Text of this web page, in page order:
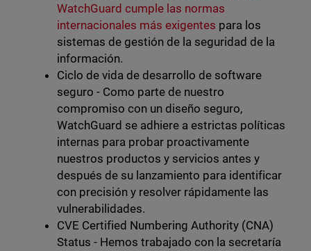
WatchGuard cumple las normas
internacionales más exigentes para los
sistemas de gestión de la seguridad de la
información.
Ciclo de vida de desarrollo de software
seguro - Como parte de nuestro
compromiso con un diseño seguro,
WatchGuard se adhiere a estrictas políticas
internas para probar proactivamente
nuestros productos y servicios antes y
después de su lanzamiento para identificar
con precisión y resolver rápidamente las
vulnerabilidades.
CVE Certified Numbering Authority (CNA)
Status - Hemos trabajado con la secretaría